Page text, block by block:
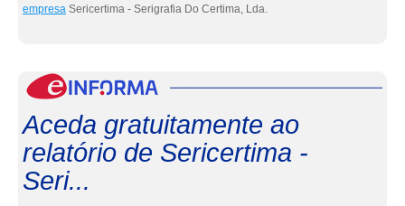
empresa Sericertima - Serigrafia Do Certima, Lda.
Aceda gratuitamente ao
relatório de Sericertima -
Seri...